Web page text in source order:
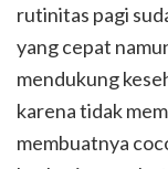
rutinitas pagi
yang cepat
mendukung
karena tidak
membuatnya